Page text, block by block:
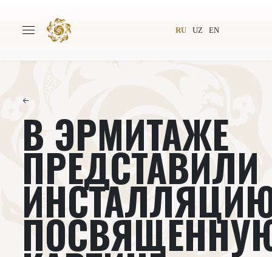
RU UZ EN
Авторы Всемирное общество
Издательство Новости
Проекты Подкасты
Книги Видеолекторий
←
В ЭРМИТАЖЕ
ПРЕДСТАВИЛИ